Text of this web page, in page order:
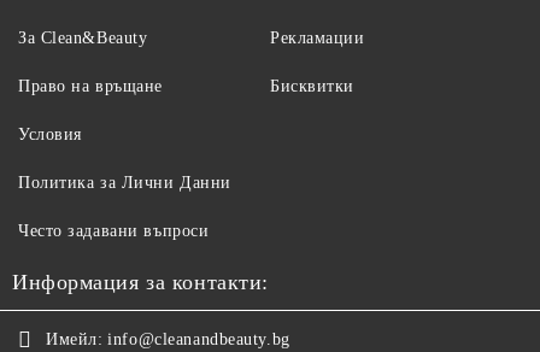
За Clean&Beauty Рекламации
Право на връщане
Условия
Политика за Лични Данни
Често задавани въпроси
Бисквитки
Информация за контакти:
Имейл: info@cleanandbeauty.bg